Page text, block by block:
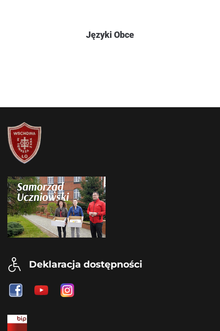
Języki Obce
Deklaracja dostępności